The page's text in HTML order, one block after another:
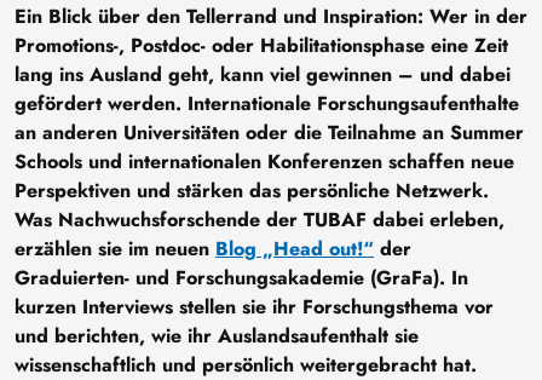
Ein Blick über den Tellerrand und Inspiration: Wer in der
Promotions-, Postdoc- oder Habilitationsphase eine Zeit
lang ins Ausland geht, kann viel gewinnen – und dabei
gefördert werden. Internationale Forschungsaufenthalte
an anderen Universitäten oder die Teilnahme an Summer
Schools und internationalen Konferenzen schaffen neue
Perspektiven und stärken das persönliche Netzwerk.
Was Nachwuchsforschende der TUBAF dabei erleben,
erzählen sie im neuen Blog „Head out!“ der
Graduierten- und Forschungsakademie (GraFa). In
kurzen Interviews stellen sie ihr Forschungsthema vor
und berichten, wie ihr Auslandsaufenthalt sie
wissenschaftlich und persönlich weitergebracht hat.